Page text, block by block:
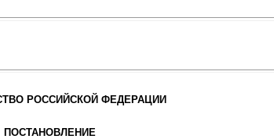
РОССИЙСКОЙ ФЕДЕРАЦИИ
ПОСТАНОВЛЕНИЕ